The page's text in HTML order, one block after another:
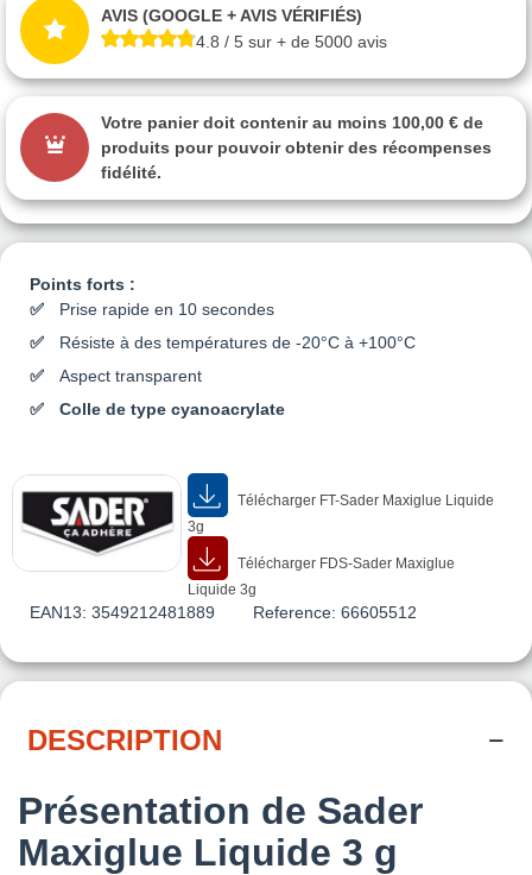
Points forts :
Prise rapide en 10 secondes
Résiste à des températures de -20°C à +100°C
Aspect transparent
Colle de type cyanoacrylate
Télécharger FT-Sader Maxiglue Liquide
3g
Télécharger FDS-Sader Maxiglue
Liquide 3g
EAN13: 3549212481889 Reference: 66605512
AVIS (GOOGLE + AVIS VÉRIFIÉS)
4.8 / 5 sur + de 5000 avis
Votre panier doit contenir au moins 100,00 € de
produits pour pouvoir obtenir des récompenses
fidélité.
DESCRIPTION
Présentation de Sader
Maxiglue Liquide 3 g